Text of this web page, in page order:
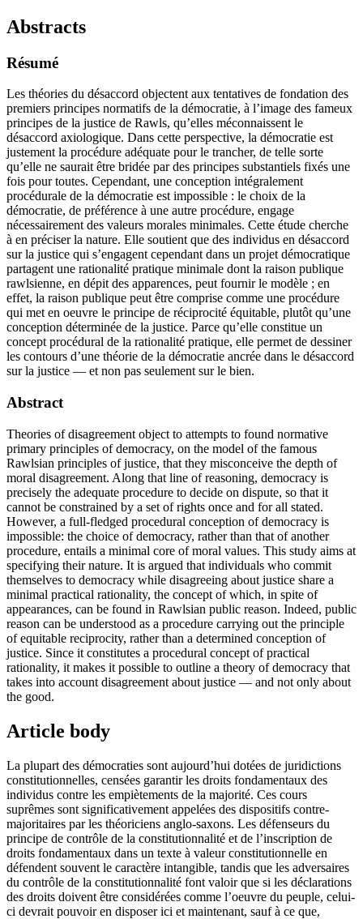
Abstracts
Résumé
Les théories du désaccord objectent aux tentatives de fondation des
premiers principes normatifs de la démocratie, à l’image des fameux
principes de la justice de Rawls, qu’elles méconnaissent le
désaccord axiologique. Dans cette perspective, la démocratie est
justement la procédure adéquate pour le trancher, de telle sorte
qu’elle ne saurait être bridée par des principes substantiels fixés une
fois pour toutes. Cependant, une conception intégralement
procédurale de la démocratie est impossible : le choix de la
démocratie, de préférence à une autre procédure, engage
nécessairement des valeurs morales minimales. Cette étude cherche
à en préciser la nature. Elle soutient que des individus en désaccord
sur la justice qui s’engagent cependant dans un projet démocratique
partagent une rationalité pratique minimale dont la raison publique
rawlsienne, en dépit des apparences, peut fournir le modèle ; en
effet, la raison publique peut être comprise comme une procédure
qui met en oeuvre le principe de réciprocité équitable, plutôt qu’une
conception déterminée de la justice. Parce qu’elle constitue un
concept procédural de la rationalité pratique, elle permet de dessiner
les contours d’une théorie de la démocratie ancrée dans le désaccord
sur la justice — et non pas seulement sur le bien.
Abstract
Theories of disagreement object to attempts to found normative
primary principles of democracy, on the model of the famous
Rawlsian principles of justice, that they misconceive the depth of
moral disagreement. Along that line of reasoning, democracy is
precisely the adequate procedure to decide on dispute, so that it
cannot be constrained by a set of rights once and for all stated.
However, a full-fledged procedural conception of democracy is
impossible: the choice of democracy, rather than that of another
procedure, entails a minimal core of moral values. This study aims at
specifying their nature. It is argued that individuals who commit
themselves to democracy while disagreeing about justice share a
minimal practical rationality, the concept of which, in spite of
appearances, can be found in Rawlsian public reason. Indeed, public
reason can be understood as a procedure carrying out the principle
of equitable reciprocity, rather than a determined conception of
justice. Since it constitutes a procedural concept of practical
rationality, it makes it possible to outline a theory of democracy that
takes into account disagreement about justice — and not only about
the good.
Article body
La plupart des démocraties sont aujourd’hui dotées de juridictions
constitutionnelles, censées garantir les droits fondamentaux des
individus contre les empiètements de la majorité. Ces cours
suprêmes sont significativement appelées des dispositifs contre-
majoritaires par les théoriciens anglo-saxons. Les défenseurs du
principe de contrôle de la constitutionnalité et de l’inscription de
droits fondamentaux dans un texte à valeur constitutionnelle en
défendent souvent le caractère intangible, tandis que les adversaires
du contrôle de la constitutionnalité font valoir que si les déclarations
des droits doivent être considérées comme l’oeuvre du peuple, celui-
ci devrait pouvoir en disposer ici et maintenant, sauf à ce que,